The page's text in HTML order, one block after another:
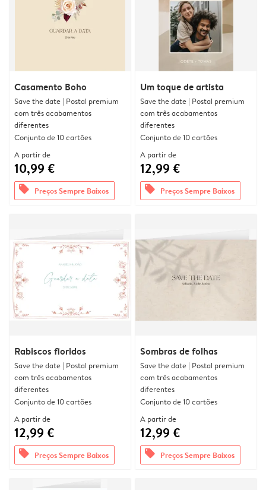
Casamento Boho
Save the date | Postal premium
com três acabamentos
diferentes
Conjunto de 10 cartões
A partir de
10,99 €
offers Preços Sempre Baixos
Um toque de artista
Save the date | Postal premium
com três acabamentos
diferentes
Conjunto de 10 cartões
A partir de
12,99 €
offers Preços Sempre Baixos
Rabiscos floridos
Save the date | Postal premium
com três acabamentos
diferentes
Conjunto de 10 cartões
A partir de
12,99 €
offers Preços Sempre Baixos
Sombras de folhas
Save the date | Postal premium
com três acabamentos
diferentes
Conjunto de 10 cartões
A partir de
12,99 €
offers Preços Sempre Baixos